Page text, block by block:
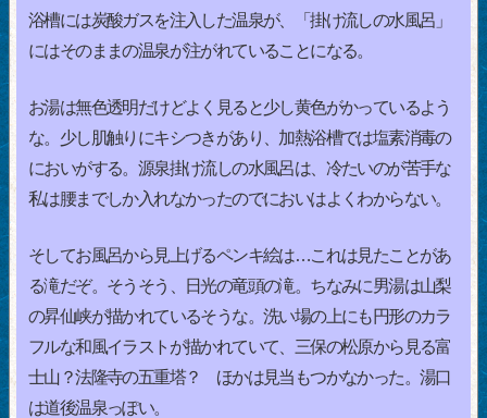
浴槽には炭酸ガスを注入した温泉が、「掛け流しの水風呂」
にはそのままの温泉が注がれていることになる。
お湯は無色透明だけどよく見ると少し黄色がかっているよう
な。少し肌触りにキシつきがあり、加熱浴槽では塩素消毒の
においがする。源泉掛け流しの水風呂は、冷たいのが苦手な
私は腰までしか入れなかったのでにおいはよくわからない。
そしてお風呂から見上げるペンキ絵は…これは見たことがあ
る滝だぞ。そうそう、日光の竜頭の滝。ちなみに男湯は山梨
の昇仙峡が描かれているそうな。洗い場の上にも円形のカラ
フルな和風イラストが描かれていて、三保の松原から見る富
士山？法隆寺の五重塔？ ほかは見当もつかなかった。湯口
は道後温泉っぽい。